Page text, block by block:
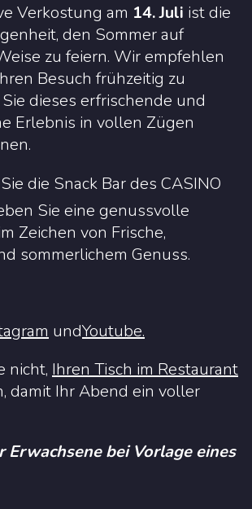
Verkostung am 14. Juli ist die
den Sommer auf
zu feiern. Wir empfehlen
Besuch frühzeitig zu
dieses erfrischende und
Erlebnis in vollen Zügen
die Snack Bar des CASINO
Sie eine genussvolle
Zeichen von Frische,
sommerlichem Genuss.
undYoutube.
nicht, Ihren Tisch im Restaurant
damit Ihr Abend ein voller
bei Vorlage eines